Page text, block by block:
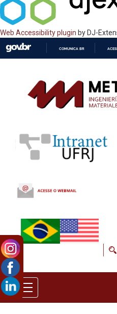
Web Accessibility plugin by DJ-
COMUNICA BR